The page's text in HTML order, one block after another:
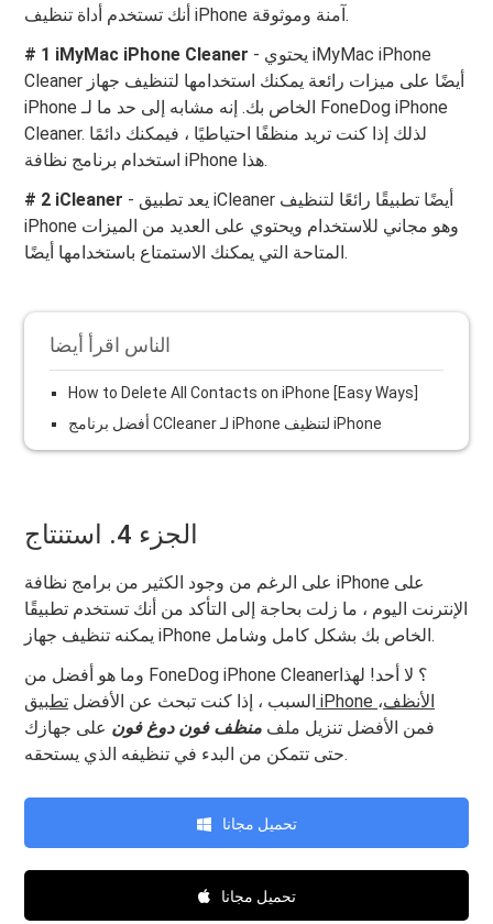
أنك تستخدم أداة تنظيف iPhone آمنة وموثوقة.
# 1 iMyMac iPhone Cleaner - يحتوي iMyMac iPhone
Cleaner أيضًا على ميزات رائعة يمكنك استخدامها لتنظيف جهاز
iPhone الخاص بك. إنه مشابه إلى حد ما لـ FoneDog iPhone
Cleaner. لذلك إذا كنت تريد منظفًا احتياطيًا ، فيمكنك دائمًا
استخدام برنامج نظافة iPhone هذا.
# 2 iCleaner - يعد تطبيق iCleaner أيضًا تطبيقًا رائعًا لتنظيف
iPhone وهو مجاني للاستخدام ويحتوي على العديد من الميزات
المتاحة التي يمكنك الاستمتاع باستخدامها أيضًا.
الناس اقرأ أيضا
How to Delete All Contacts on iPhone [Easy Ways]
أفضل برنامج CCleaner لـ iPhone لتنظيف iPhone
الجزء 4. استنتاج
على الرغم من وجود الكثير من برامج نظافة iPhone على
الإنترنت اليوم ، ما زلت بحاجة إلى التأكد من أنك تستخدم تطبيقًا
يمكنه تنظيف جهاز iPhone الخاص بك بشكل كامل وشامل.
وما هو أفضل من FoneDog iPhone Cleaner؟ لا أحد! لهذا
السبب ، إذا كنت تبحث عن الأفضل
تطبيق iPhone الأنظف،
فمن الأفضل تنزيل ملف منظف ​​فون دوغ فون على جهازك
حتى تتمكن من البدء في تنظيفه الذي يستحقه.
تحميل مجانا
تحميل مجانا